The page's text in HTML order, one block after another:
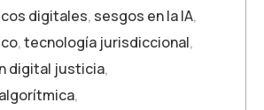
digitales, sesgos en la IA,
,tecnología jurisdiccional,
digital justicia,
,